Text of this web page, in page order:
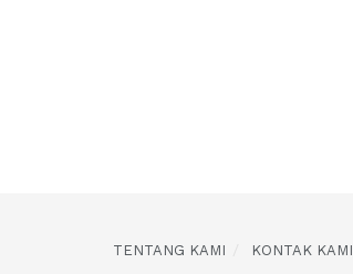
TENTANG KAMI KONTAK KAMI